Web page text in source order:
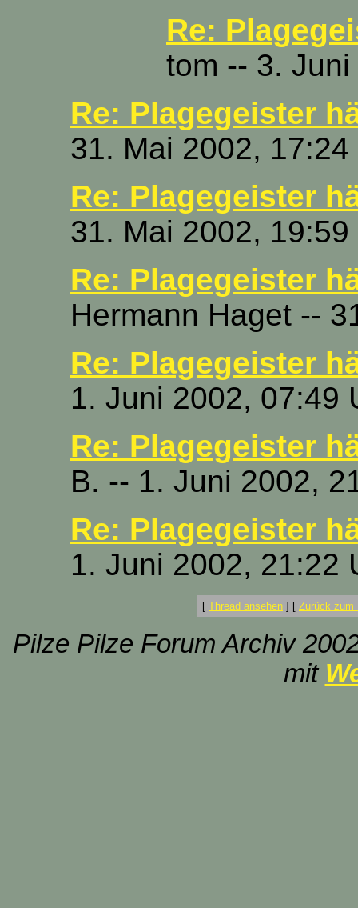
Re:
tom -- 3.
Re: Plagegeister
31. Mai 2002, 17:24
Re: Plagegeister
31. Mai 2002, 19:59
Re: Plagegeister
Hermann Haget --
Re: Plagegeister
1. Juni 2002, 07:49
Re: Plagegeister
B. -- 1. Juni 2002,
Re: Plagegeister
1. Juni 2002, 21:22
[ Thread ansehen ] [ Zurück zum
Pilze Pilze Forum Archiv
mit